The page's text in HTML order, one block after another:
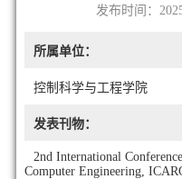
发布时间：
所属单位：
控制科学与工程学院
发表刊物：
2nd International
Computer Engineering,